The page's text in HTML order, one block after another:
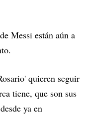
Messi están aún a
quieren seguir
tiene, que son sus
ya en